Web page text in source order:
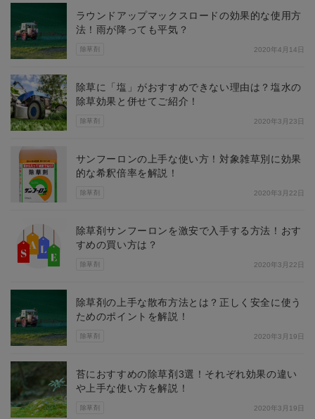
除草剤
ラウンドアップマックスロードの効果的な使用方
法！雨が降っても平気？
2020年4月14日
除草剤
除草に「塩」がおすすめできない理由は？塩水の
除草効果と併せてご紹介！
2020年3月23日
除草剤
サンフーロンの上手な使い方！対象雑草別に効果
的な希釈倍率を解説！
2020年3月22日
除草剤
除草剤サンフーロンを激安で入手する方法！おす
すめの買い方は？
2020年3月22日
除草剤
除草剤の上手な散布方法とは？正しく安全に使う
ためのポイントを解説！
2020年3月19日
除草剤
苔におすすめの除草剤3選！それぞれ効果の違い
や上手な使い方を解説！
2020年3月19日